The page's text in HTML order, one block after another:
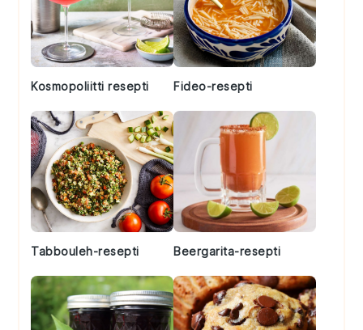
Kosmopoliitti resepti Fideo-resepti
Tabbouleh-resepti Beergarita-resepti